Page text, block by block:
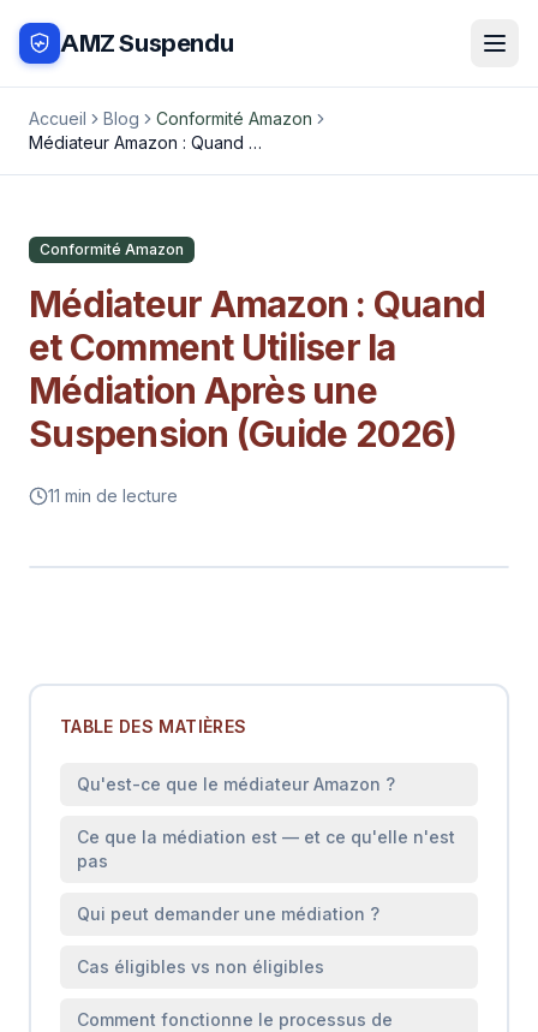
AMZ Suspendu
Accueil Blog
Conformité Amazon
Médiateur Amazon : Quand et
Conformité Amazon
Médiateur Amazon : Quand
et Comment Utiliser la
Médiation Après une
Suspension (Guide 2026)
11 min de lecture
TABLE DES MATIÈRES
Qu'est-ce que le médiateur Amazon ?
Ce que la médiation est — et ce qu'elle n'est
pas
Qui peut demander une médiation ?
Cas éligibles vs non éligibles
Comment fonctionne le processus de